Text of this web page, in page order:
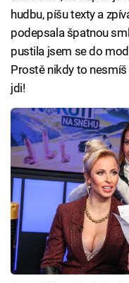
hudbu, píšu texty a
podepsala špatnou
pustila jsem se do
Prostě nikdy to
jdi!